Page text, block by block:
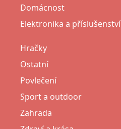
Domácnost
Elektronika a příslušenství
Hračky
Ostatní
Povlečení
Sport a outdoor
Zahrada